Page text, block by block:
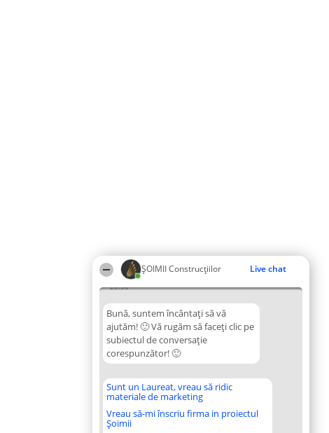
ȘOIMII Construcțiilor Live chat
20:36
Bună, suntem încântați să vă
ajutăm! 🙂 Vă rugăm să faceți clic pe
subiectul de conversație
corespunzător! 🙂
Sunt un Laureat, vreau să ridic
materiale de marketing
Vreau să-mi înscriu firma in proiectul
Șoimii